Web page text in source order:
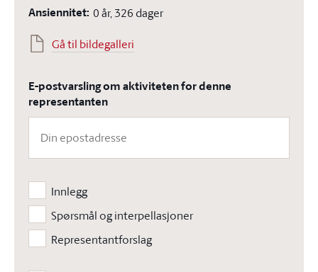
Ansiennitet: 0 år, 326 dager
Gå til bildegalleri
E-postvarsling om aktiviteten for denne
representanten
Innlegg
Spørsmål og interpellasjoner
Representantforslag